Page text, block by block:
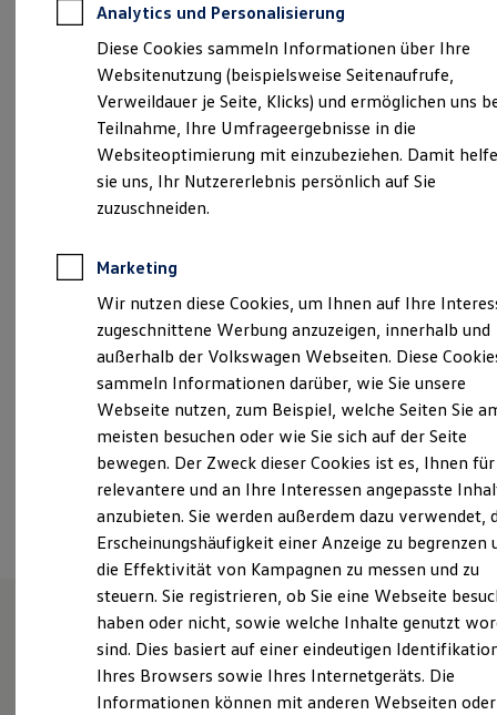
Kfz-Versicherung
Restschuldversicherungen
Garantien
Wartungsverträge
Geschäftskunden
Professional Class bei Volkswagen
Großkunden
Behörden
Direktkunden
Sonderfahrzeuge
Anpfiff zum Gewinn
Elektroautos
ID. Tutorials
Elektrofahrzeugkonzepte
Reichweite
Reichweite der ID. Modelle
Reichweite im Winter
Laden
Laden unterwegs
Laden Zuhause
Ladestationen finden
Ladezeitensimulator
Batterie
Sicherheit
Garantie und Lebensdauer
Nachhaltigkeit
Technologie
Kosten und Kauf
Verbrauchskosten
Kaufoptionen
E-Auto-Förderung
Software und Konnektivität
Verantwortlich für die Inhalte auf dieser Seite ist die Autohaus
Tumbrink GmbH (Impressum & Rechtliches)
Rheiner Straße 7, 48477 Hörstel
info@autohaus-tumbrink.de
Montag
Sonntag
Geschlossen
Ansprechpartner
Unsere Leistungenim
Überblick
Analytics und Personalisierung
Diese Cookies sammeln Informationen über Ihre
Websitenutzung (beispielsweise Seitenaufrufe,
Verweildauer je Seite, Klicks) und ermöglichen uns
Teilnahme, Ihre Umfrageergebnisse in die
Websiteoptimierung mit einzubeziehen. Damit
sie uns, Ihr Nutzererlebnis persönlich auf Sie
zuzuschneiden.
Marketing
Wir nutzen diese Cookies, um Ihnen auf Ihre
zugeschnittene Werbung anzuzeigen, innerhalb und
außerhalb der Volkswagen Webseiten. Diese
sammeln Informationen darüber, wie Sie unsere
Webseite nutzen, zum Beispiel, welche Seiten Sie
meisten besuchen oder wie Sie sich auf der Seite
bewegen. Der Zweck dieser Cookies ist es, Ihnen für
relevantere und an Ihre Interessen angepasste
anzubieten. Sie werden außerdem dazu verwendet,
Erscheinungshäufigkeit einer Anzeige zu begrenzen
die Effektivität von Kampagnen zu messen und zu
steuern. Sie registrieren, ob Sie eine Webseite
haben oder nicht, sowie welche Inhalte genutzt
sind. Dies basiert auf einer eindeutigen
Ihres Browsers sowie Ihres Internetgeräts. Die
Informationen können mit anderen Webseiten oder